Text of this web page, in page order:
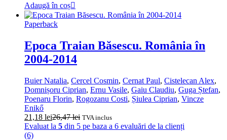
Adaugă în coș
Paperback
Epoca Traian Băsescu. România în
2004‑2014
Buier Natalia, Cercel Cosmin, Cernat Paul, Cistelecan Alex,
Domnișoru Ciprian, Ernu Vasile, Gaiu Claudiu, Guga Ștefan,
Poenaru Florin, Rogozanu Costi, Șiulea Ciprian, Vincze
Enikő
21,18 lei26,47lei TVA inclus
Evaluat la 5 din 5 pe baza a 6 evaluări de la clienți
(6)